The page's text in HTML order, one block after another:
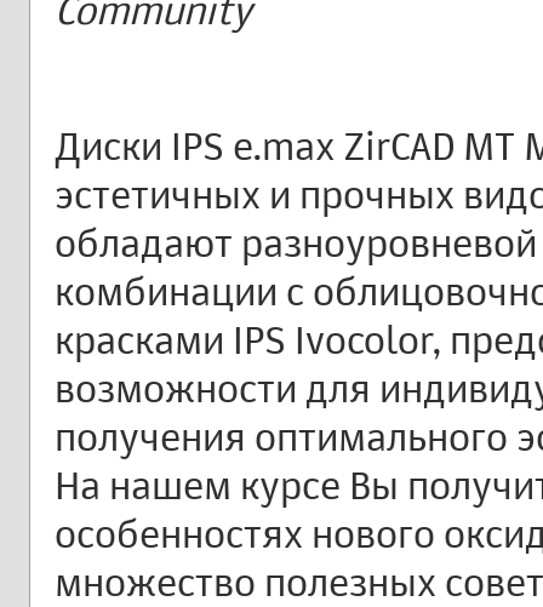
Community
Диски IPS e.max ZirCAD
эстетичных и прочных
обладают
комбинации с
красками IPS Ivocolor,
возможности для
получения оптимального
На нашем курсе Вы
особенностях нового
множество полезных